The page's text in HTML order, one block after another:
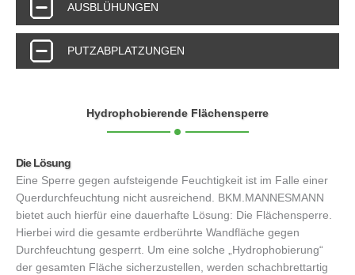
AUSBLÜHUNGEN
PUTZABPLATZUNGEN
Hydrophobierende Flächensperre
Die Lösung
Eine Sperre gegen aufsteigende Feuchtigkeit ist im Falle einer
Querdurchfeuchtung nicht ausreichend. BKM.MANNESMANN
bietet auch hierfür eine dauerhafte Lösung: Die Flächensperre.
Hierbei wird die gesamte erdberührte Wandfläche gegen
Durchfeuchtung gesperrt. Um eine solche „Hydrophobierung“
der gesamten Fläche sicherzustellen, werden schachbrettartig